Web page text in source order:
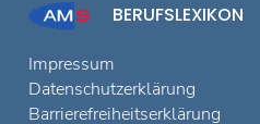
BERUFSLEXIKON
Impressum
Datenschutzerklärung
Barrierefreiheitserklärung